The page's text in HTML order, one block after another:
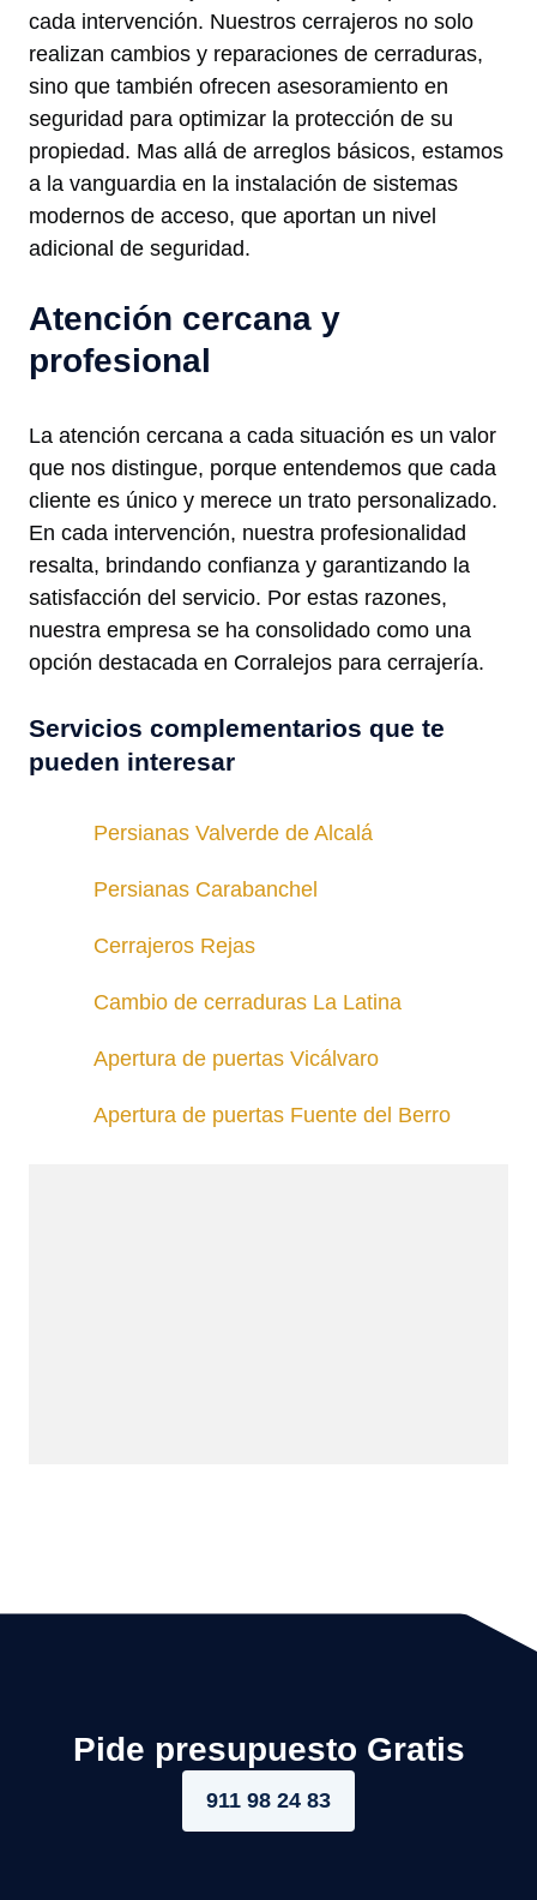
cada intervención. Nuestros cerrajeros no solo
realizan cambios y reparaciones de cerraduras,
sino que también ofrecen asesoramiento en
seguridad para optimizar la protección de su
propiedad. Mas allá de arreglos básicos, estamos
a la vanguardia en la instalación de sistemas
modernos de acceso, que aportan un nivel
adicional de seguridad.
Atención cercana y
profesional
La atención cercana a cada situación es un valor
que nos distingue, porque entendemos que cada
cliente es único y merece un trato personalizado.
En cada intervención, nuestra profesionalidad
resalta, brindando confianza y garantizando la
satisfacción del servicio. Por estas razones,
nuestra empresa se ha consolidado como una
opción destacada en Corralejos para cerrajería.
Servicios complementarios que te
pueden interesar
Persianas Valverde de Alcalá
Persianas Carabanchel
Cerrajeros Rejas
Cambio de cerraduras La Latina
Apertura de puertas Vicálvaro
Apertura de puertas Fuente del Berro
Pide presupuesto Gratis
911 98 24 83